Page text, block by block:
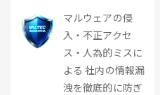
マルウェアの侵
入・不正アクセ
ス・人為的ミスに
よる 社内の情報漏
洩を徹底的に防ぎ